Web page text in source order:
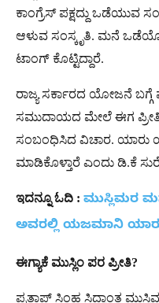
ಕಾಂಗ್ರೆಸ್ ಪಕ್ಷದ್ದು ಒಡೆಯುವ
ಆಳುವ ಸಂಸ್ಕೃತಿ. ಮನೆ
ಟಾಂಗ್ ಕೊಟ್ಟಿದ್ದಾರೆ.
ರಾಜ್ಯ ಸರ್ಕಾರದ ಯೋಜನೆ
ಸಮುದಾಯದ ಮೇಲೆ ಈಗ ಪ್ರೀತಿ
ಸಂಬಂಧಿಸಿದ ವಿಚಾರ. ಯಾರು
ಮಾಡಿಕೊಳ್ತಾರೆ ಎಂದು ಡಿ.ಕೆ
ಇದನ್ನೂ ಓದಿ : ಮುಸ್ಲಿಮರ
ಅವರಲ್ಲಿ ಯಜಮಾನಿ
ಈಗ್ಯಾಕೆ ಮುಸ್ಲಿಂ ಪರ ಪ್ರೀತಿ?
ಪ್ರತಾಪ್ ಸಿಂಹ ಸಿದ್ಧಾಂತ